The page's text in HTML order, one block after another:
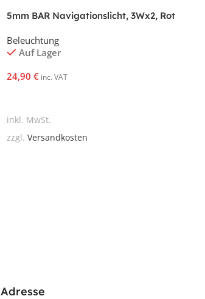
5mm BAR Navigationslicht, 3Wx2, Rot
Beleuchtung
Auf Lager
24,90 € inc. VAT
inkl. MwSt.
zzgl. Versandkosten
Adresse